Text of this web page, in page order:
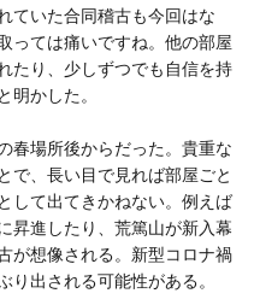
ていた合同稽古も今回はな
っては痛いですね。他の部屋
たり、少しずつでも自信を持
明かした。
春場所後からだった。貴重な
で、長い目で見れば部屋ごと
して出てきかねない。例えば
昇進したり、荒篤山が新入幕
が想像される。新型コロナ禍
り出される可能性がある。